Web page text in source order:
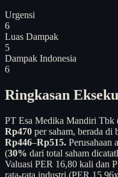
Urgensi
6
Luas Dampak
5
Dampak Indonesia
6
Ringkasan
PT Esa Medika Mandiri Tbk
Rp470 per saham, berada di
Rp446–Rp515. Perusahaan
(30% dari total saham
Valuasi PER 16,80 kali dan
rata-rata industri (PER